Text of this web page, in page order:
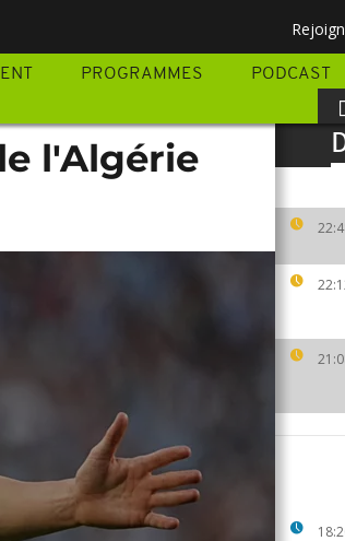
PROGRAMMES
PODCAST
l'Algérie